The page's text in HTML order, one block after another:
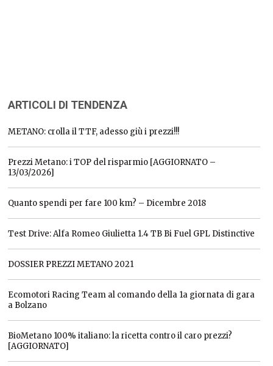
ARTICOLI DI TENDENZA
METANO: crolla il TTF, adesso giù i prezzi!!!
Prezzi Metano: i TOP del risparmio [AGGIORNATO –
13/03/2026]
Quanto spendi per fare 100 km? – Dicembre 2018
Test Drive: Alfa Romeo Giulietta 1.4 TB Bi Fuel GPL Distinctive
DOSSIER PREZZI METANO 2021
Ecomotori Racing Team al comando della 1a giornata di gara
a Bolzano
BioMetano 100% italiano: la ricetta contro il caro prezzi?
[AGGIORNATO]